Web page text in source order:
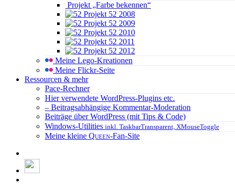
Projekt „Farbe bekennen“
Projekt 52 2008
Projekt 52 2009
Projekt 52 2010
Projekt 52 2011
Projekt 52 2012
Meine Lego-Kreationen
Meine Flickr-Seite
Ressourcen & mehr
Pace-Rechner
Hier verwendete WordPress-Plugins etc.
– Beitragsabhängige Kommentar-Moderation
Beiträge über WordPress (mit Tips & Code)
Windows-Utilities inkl. TaskbarTransparent, XMouseToggle
Meine kleine Queen-Fan-Site